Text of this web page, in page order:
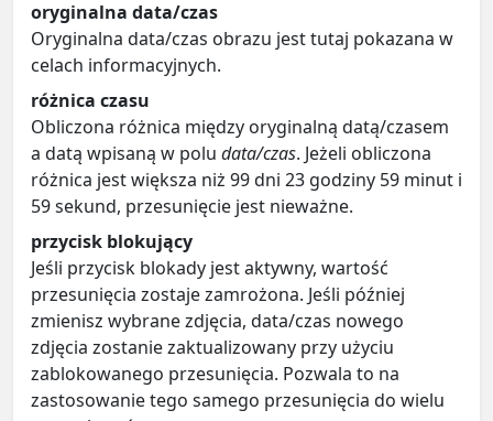
oryginalna data/czas
Oryginalna data/czas obrazu jest tutaj pokazana w
celach informacyjnych.
różnica czasu
Obliczona różnica między oryginalną datą/czasem
a datą wpisaną w polu data/czas. Jeżeli obliczona
różnica jest większa niż 99 dni 23 godziny 59 minut i
59 sekund, przesunięcie jest nieważne.
przycisk blokujący
Jeśli przycisk blokady jest aktywny, wartość
przesunięcia zostaje zamrożona. Jeśli później
zmienisz wybrane zdjęcia, data/czas nowego
zdjęcia zostanie zaktualizowany przy użyciu
zablokowanego przesunięcia. Pozwala to na
zastosowanie tego samego przesunięcia do wielu